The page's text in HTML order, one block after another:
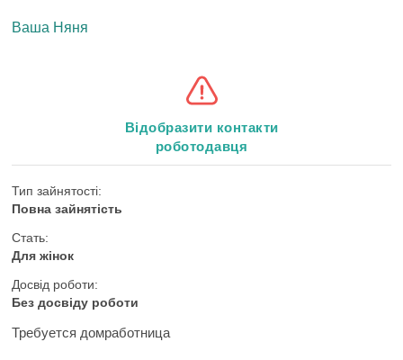
Ваша Няня
Відобразити контакти
роботодавця
Тип зайнятості:
Повна зайнятість
Стать:
Для жінок
Досвід роботи:
Без досвіду роботи
Требуется домработница